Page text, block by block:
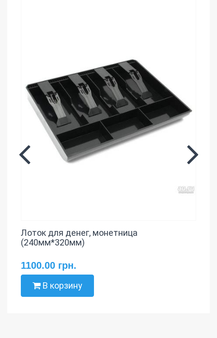
Лоток для денег, монетница
(240мм*320мм)
1100.00 грн.
В корзину